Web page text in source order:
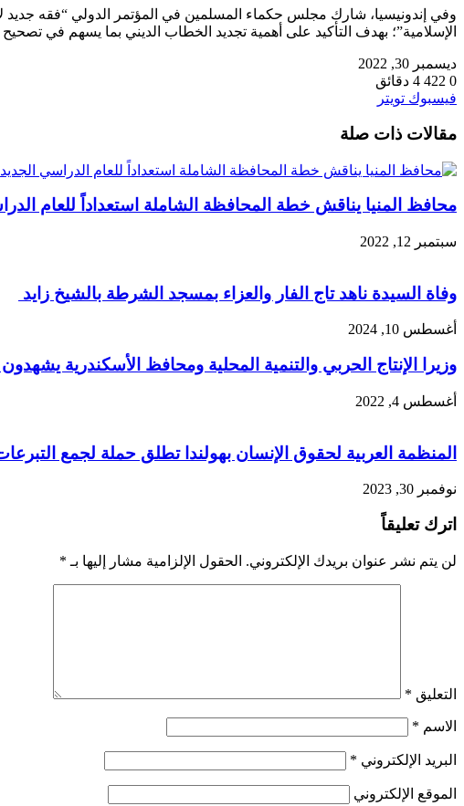
وفي إندونيسيا، شارك مجلس حكماء المسلمين في المؤتمر الدولي “فقه جديد
الإسلامية”؛ بهدف التأكيد على أهمية تجديد الخطاب الديني بما يسهم في
ديسمبر 30, 2022
0
4 دقائق
فيسبوك تويتر
البريد
مقالات ذات صلة
محافظ المنيا يناقش خطة المحافظة الشاملة استعداداً للعام
سبتمبر 12, 2022
وفاة السيدة ناهد تاج الفار والعزاء بمسجد الشرطة بالشيخ زايد
أغسطس 10, 2024
وزيرا الإنتاج الحربي والتنمية المحلية ومحافظ الأسكندرية
أغسطس 4, 2022
المنظمة العربية لحقوق الإنسان بهولندا تطلق حملة لجمع
نوفمبر 30, 2023
اترك تعليقاً
لن يتم نشر عنوان بريدك الإلكتروني. الحقول الإلزامية مشار إليها بـ *
التعليق *
الاسم *
البريد الإلكتروني *
الموقع الإلكتروني